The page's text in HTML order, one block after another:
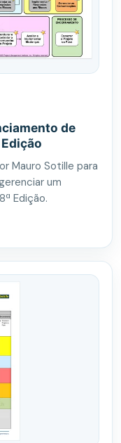
de
Mauro Sotille para
um
Edição.